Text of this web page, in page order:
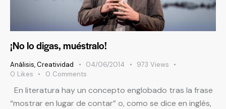
¡No lo digas, muéstralo!
Análisis,Creatividad 04/06/2014 973 Views
0 Likes 0 Comments
En literatura hay un concepto englobado tras la frase
“mostrar en lugar de contar” o, como se dice en inglés,